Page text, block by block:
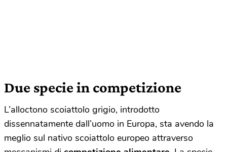
Due specie in competizione
L’alloctono scoiattolo grigio, introdotto
dissennatamente dall’uomo in Europa, sta avendo la
meglio sul nativo scoiattolo europeo attraverso